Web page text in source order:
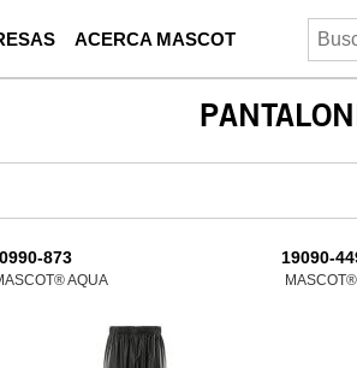
ACERCA MASCOT
873
AQUA
19090-